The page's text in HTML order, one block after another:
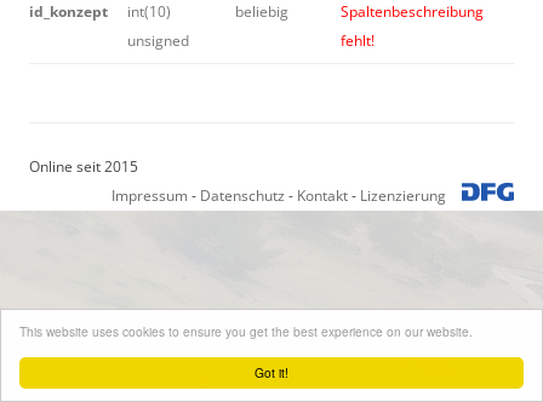
Got it!
This website uses cookies to ensure you get the best experience on our website.
id_konzept
int(10)
unsigned
beliebig
Spaltenbeschreibung
fehlt!
Online seit 2015
Impressum - Datenschutz - Kontakt- Lizenzierung